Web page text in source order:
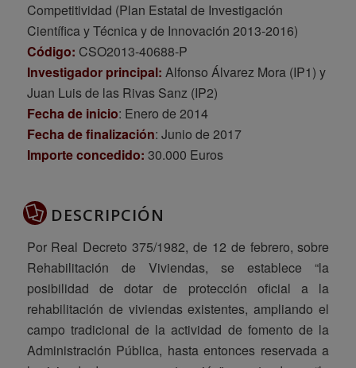
Competitividad (Plan Estatal de Investigación
Científica y Técnica y de Innovación 2013-2016)
Código: CSO2013-40688-P
Investigador principal: Alfonso Álvarez Mora (IP1) y
Juan Luis de las Rivas Sanz (IP2)
Fecha de inicio: Enero de 2014
Fecha de finalización: Junio de 2017
Importe concedido: 30.000 Euros
DESCRIPCIÓN
Por Real Decreto 375/1982, de 12 de febrero, sobre
Rehabilitación de Viviendas, se establece “la
posibilidad de dotar de protección oficial a la
rehabilitación de viviendas existentes, ampliando el
campo tradicional de la actividad de fomento de la
Administración Pública, hasta entonces reservada a